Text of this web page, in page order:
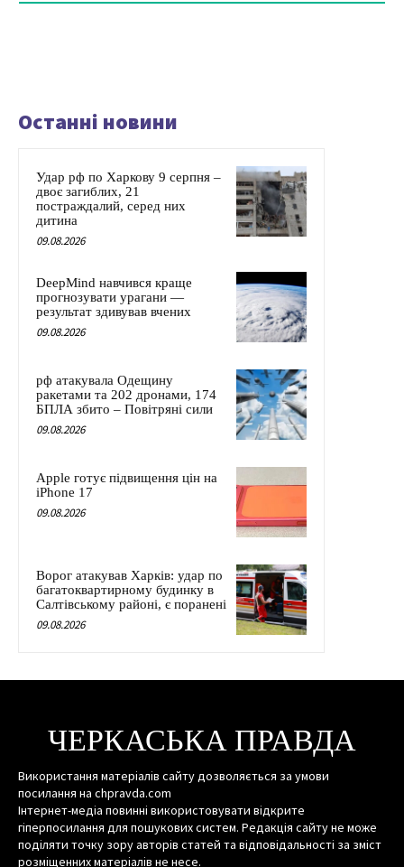
Останні новини
Удар рф по Харкову 9 серпня –
двоє загиблих, 21
постраждалий, серед них
дитина
09.08.2026
DeepMind навчився краще
прогнозувати урагани —
результат здивував вчених
09.08.2026
рф атакувала Одещину
ракетами та 202 дронами, 174
БПЛА збито – Повітряні сили
09.08.2026
Apple готує підвищення цін на
iPhone 17
09.08.2026
Ворог атакував Харків: удар по
багатоквартирному будинку в
Салтівському районі, є поранені
09.08.2026
ЧЕРКАСЬКА ПРАВДА
Використання матеріалів сайту дозволяється за умови
посилання на chpravda.com
Інтернет-медіа повинні використовувати відкрите
гіперпосилання для пошукових систем. Редакція сайту не може
поділяти точку зору авторів статей та відповідальності за зміст
розміщенних матеріалів не несе.